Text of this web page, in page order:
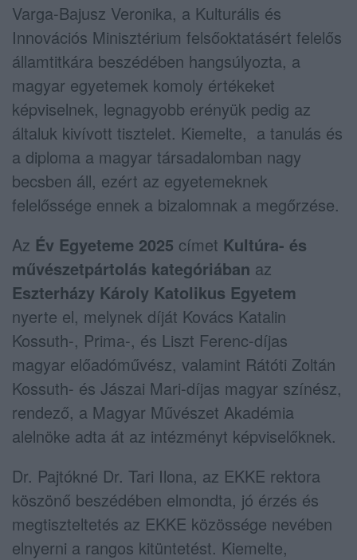
Varga-Bajusz Veronika, a Kulturális és
Innovációs Minisztérium felsőoktatásért felelős
államtitkára beszédében hangsúlyozta, a
magyar egyetemek komoly értékeket
képviselnek, legnagyobb erényük pedig az
általuk kivívott tisztelet. Kiemelte, a tanulás és
a diploma a magyar társadalomban nagy
becsben áll, ezért az egyetemeknek
felelőssége ennek a bizalomnak a megőrzése.
Az Év Egyeteme 2025 címet Kultúra- és
művészetpártolás kategóriában az
Eszterházy Károly Katolikus Egyetem
nyerte el, melynek díját Kovács Katalin
Kossuth-, Prima-, és Liszt Ferenc-díjas
magyar előadóművész, valamint Rátóti Zoltán
Kossuth- és Jászai Mari-díjas magyar színész,
rendező, a Magyar Művészet Akadémia
alelnöke adta át az intézményt képviselőknek.
Dr. Pajtókné Dr. Tari Ilona, az EKKE rektora
köszönő beszédében elmondta, jó érzés és
megtiszteltetés az EKKE közössége nevében
elnyerni a rangos kitüntetést. Kiemelte,